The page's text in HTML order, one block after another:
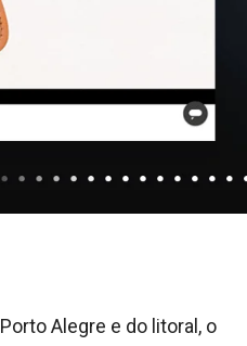
Alegre e do litoral, o